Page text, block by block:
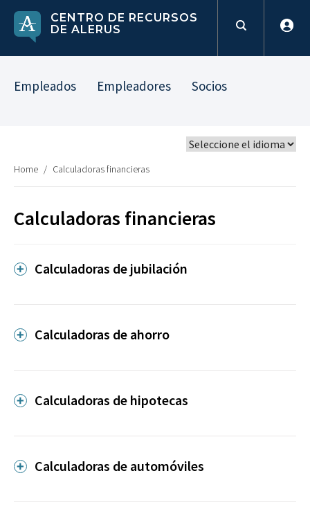
CENTRO DE RECURSOS
DE ALERUS
Empleados Empleadores Socios
Home / Calculadoras financieras
Calculadoras financieras
Calculadoras de jubilación
Calculadoras de ahorro
Calculadoras de hipotecas
Calculadoras de automóviles